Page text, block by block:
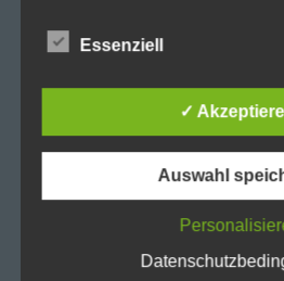
mittels dieser
zustehenden Rechte aufgeklärt.
Wir haben als für die
zahlreiche technische und
Maßnahmen umgesetzt, um
lückenlosen Schutz der über
verarbeiteten
sicherzustellen. Dennoch
Datenübertragungen
Schutz nicht gewährleistet
Essenziell
✓
Auswahl